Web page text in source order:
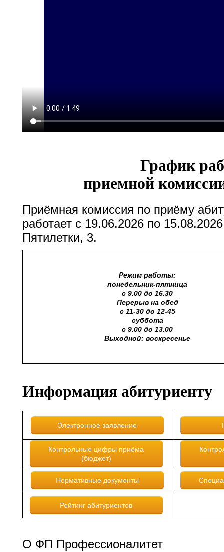
График
приемной
Приёмная комиссия по приёму
работает с 19.06.2026 по
Пятилетки, 3.
Режим работы:
понедельник-пятница
с 9.00 до 16.30
Перерыв на обед
с 11-30 до 12-45
суббота
с 9.00 до 13.00
Выходной: воскресенье
Информация абитуриенту
Электронное заявление
Контрольные цифры приёма
(бюджет)
Нормативные документы
Рейтинг абитуриентов
О ФП Профессионалитет